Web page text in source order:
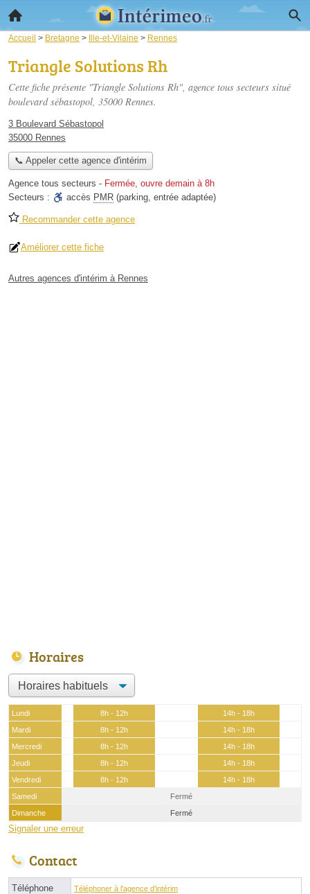
Accueil > Bretagne > Ille-et-Vilaine > Rennes
Triangle Solutions Rh
Cette fiche présente "Triangle Solutions Rh", agence tous secteurs situé
boulevard sébastopol, 35000 Rennes.
3 Boulevard Sébastopol
35000 Rennes
📞 Appeler cette agence d'intérim
Agence tous secteurs - Fermée, ouvre demain à 8h
Secteurs :
accès PMR (parking, entrée adaptée)
Recommander cette agence
Améliorer cette fiche
Autres agences d'intérim à Rennes
Horaires
Lundi 8h - 12h
14h - 18h
Mardi
8h - 12h
14h - 18h
Mercredi
8h - 12h
14h - 18h
Jeudi
8h - 12h
14h - 18h
Vendredi
8h - 12h
14h - 18h
Samedi
Fermé
Dimanche
Fermé
Signaler une erreur
Contact
Téléphone Téléphoner à l'agence d'intérim